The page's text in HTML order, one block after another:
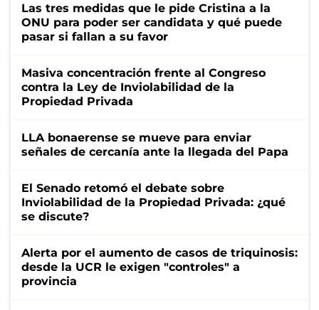
Las tres medidas que le pide Cristina a la
ONU para poder ser candidata y qué puede
pasar si fallan a su favor
Masiva concentración frente al Congreso
contra la Ley de Inviolabilidad de la
Propiedad Privada
LLA bonaerense se mueve para enviar
señales de cercanía ante la llegada del Papa
El Senado retomó el debate sobre
Inviolabilidad de la Propiedad Privada: ¿qué
se discute?
Alerta por el aumento de casos de triquinosis:
desde la UCR le exigen "controles" a
provincia